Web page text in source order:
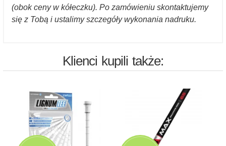
(obok ceny w kółeczku). Po zamówieniu skontaktujemy
się z Tobą i ustalimy szczegóły wykonania nadruku.
Klienci kupili także: